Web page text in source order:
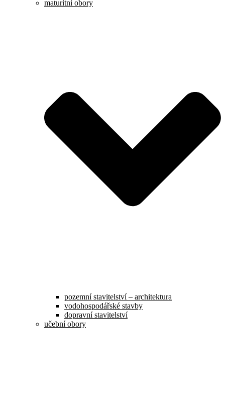
maturitní obory
pozemní stavitelství – architektura
vodohospodářské stavby
dopravní stavitelství
učební obory